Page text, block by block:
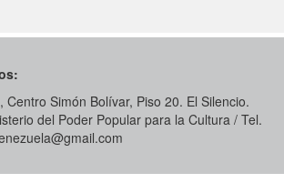
Centro Simón Bolívar, Piso 20. El Silencio.
del Poder Popular para la Cultura / Tel.